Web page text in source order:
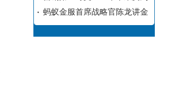
蚂蚁金服首席战略官陈龙讲金